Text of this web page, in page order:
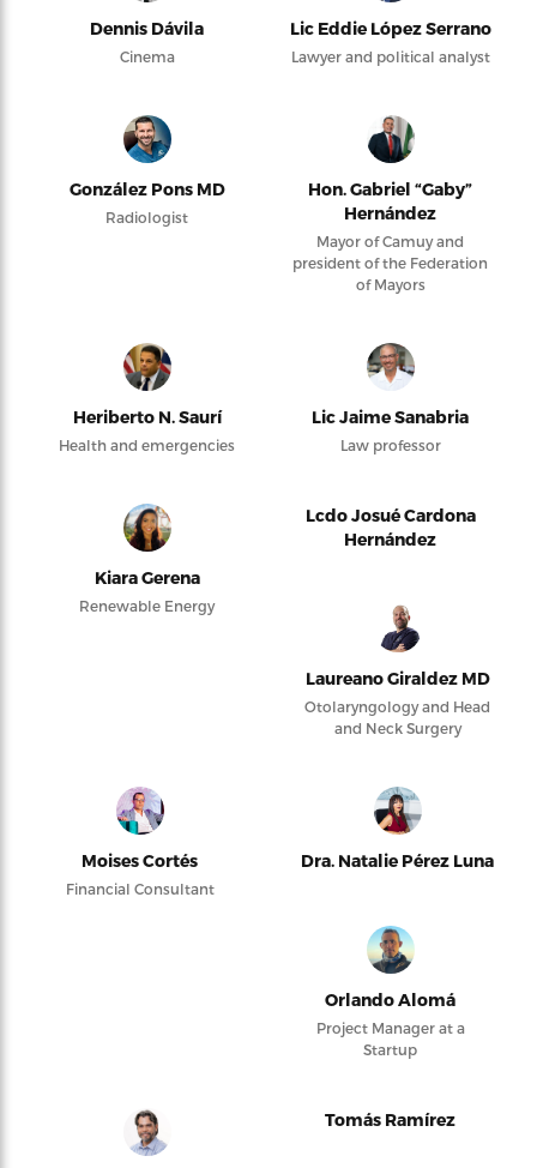
Dennis Dávila
Cinema
Lic Eddie López Serrano
Lawyer and political analyst
González Pons MD
Radiologist
Hon. Gabriel “Gaby”
Hernández
Mayor of Camuy and
president of the Federation
of Mayors
Heriberto N. Saurí
Health and emergencies
Lic Jaime Sanabria
Law professor
Kiara Gerena
Renewable Energy
Lcdo Josué Cardona
Hernández
Laureano Giraldez MD
Otolaryngology and Head
and Neck Surgery
Moises Cortés
Financial Consultant
Dra. Natalie Pérez Luna
Orlando Alomá
Project Manager at a
Startup
Tomás Ramírez